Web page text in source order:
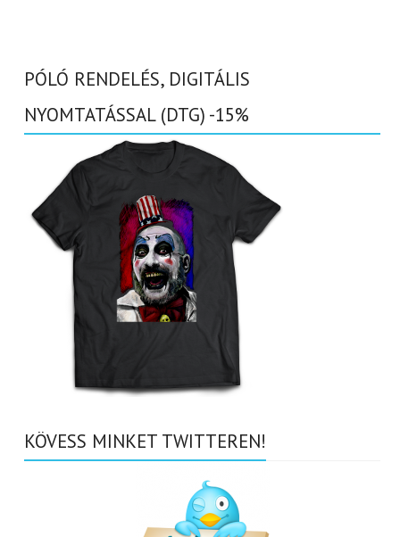
PÓLÓ RENDELÉS, DIGITÁLIS
NYOMTATÁSSAL (DTG) -15%
KÖVESS MINKET TWITTEREN!